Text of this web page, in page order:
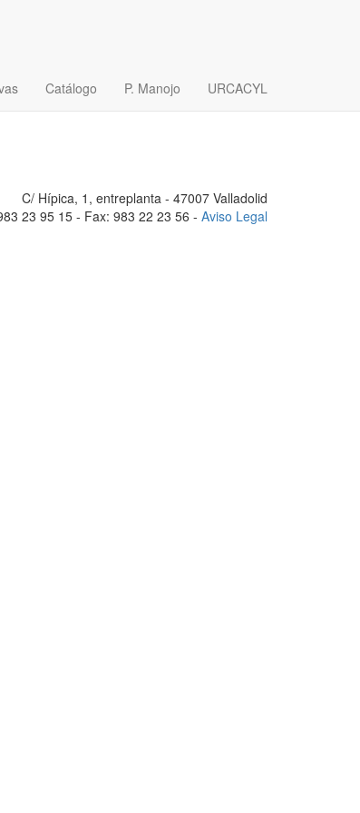
Catálogo P. Manojo URCACYL
SEQUÍA (y
C/ Hípica, 1, entreplanta - 47007 Valladolid
23 95 15 - Fax: 983 22 23 56 - Aviso Legal